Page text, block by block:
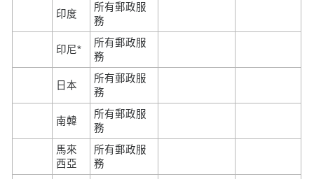
印度
所有郵政服
務
印尼*
所有郵政服
務
日本
所有郵政服
務
南韓
所有郵政服
務
馬來
西亞
所有郵政服
務